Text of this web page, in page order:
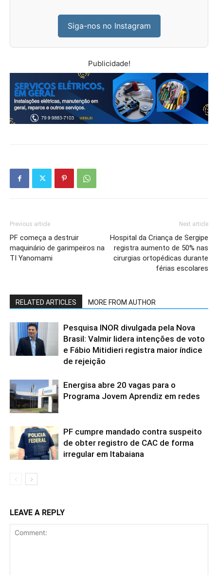
Siga-nos no Instagram
Publicidade!
Previous article
PF começa a destruir
maquinário de garimpeiros na
TI Yanomami
Next article
Hospital da Criança de Sergipe
registra aumento de 50% nas
cirurgias ortopédicas durante
férias escolares
RELATED ARTICLES MORE FROM AUTHOR
Pesquisa INOR divulgada pela Nova
Brasil: Valmir lidera intenções de voto
e Fábio Mitidieri registra maior índice
de rejeição
Energisa abre 20 vagas para o
Programa Jovem Aprendiz em redes
PF cumpre mandado contra suspeito
de obter registro de CAC de forma
irregular em Itabaiana
LEAVE A REPLY